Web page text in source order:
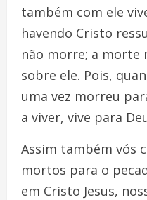
também com ele
havendo Cristo
não morre; a morte
sobre ele. Pois,
uma vez morreu
a viver, vive para
Assim também vós
mortos para o
em Cristo Jesus,